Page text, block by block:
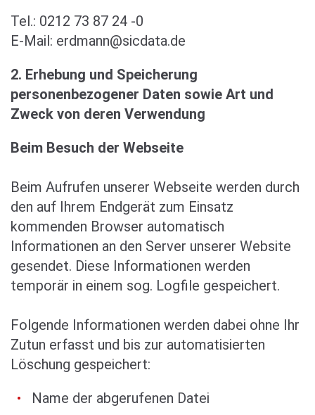
Tel.: 0212 73 87 24 -0
E-Mail: erdmann@sicdata.de
2. Erhebung und Speicherung
personenbezogener Daten sowie Art und
Zweck von deren Verwendung
Beim Besuch der Webseite
Beim Aufrufen unserer Webseite werden durch
den auf Ihrem Endgerät zum Einsatz
kommenden Browser automatisch
Informationen an den Server unserer Website
gesendet. Diese Informationen werden
temporär in einem sog. Logfile gespeichert.
Folgende Informationen werden dabei ohne Ihr
Zutun erfasst und bis zur automatisierten
Löschung gespeichert:
Name der abgerufenen Datei